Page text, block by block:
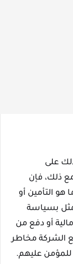
على
ذلك، فإن
هو التأمين أو
بسياسة
أو دفع من
الشركة مخاطر
للمؤمن عليهم.